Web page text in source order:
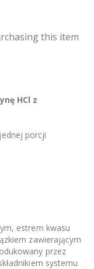
HCl z
porcji
estrem kwasu
zawierającym
przez
systemu